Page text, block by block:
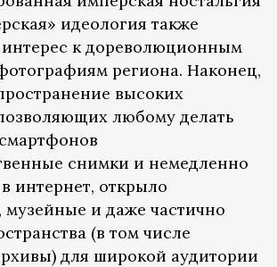
идеология также
к дореволюционным
региона. Наконец,
высоких
любому делать
снимки и немедленно
интернет, открыло
музейные и даже частично
(в том числе
для широкой аудитории